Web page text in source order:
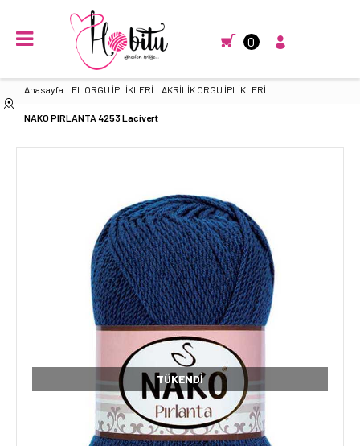
0
Anasayfa EL ÖRGÜ İPLİKLERİ AKRİLİK ÖRGÜ İPLİKLERİ
NAKO PIRLANTA 4253 Lacivert
TÜKENDI